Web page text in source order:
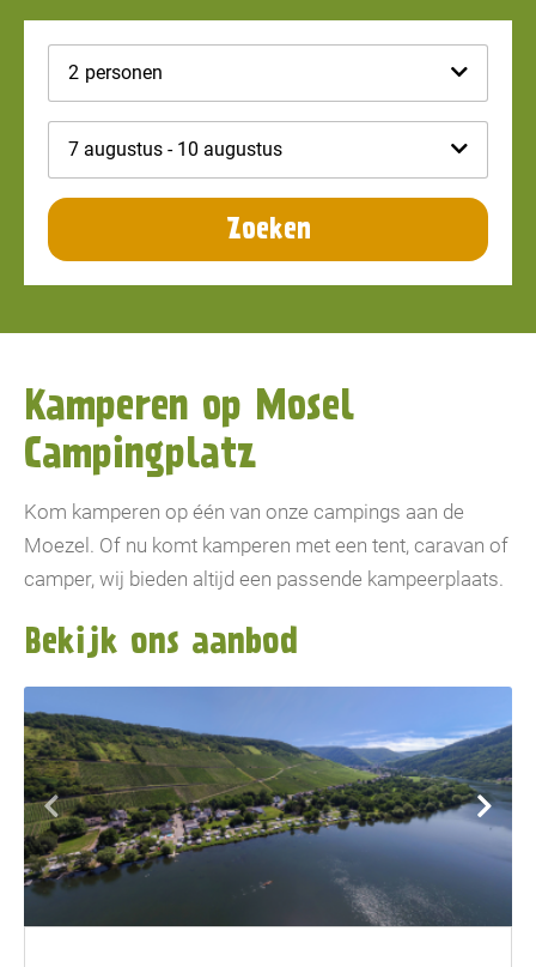
2 personen
7 augustus - 10 augustus
Zoeken
Kamperen op Mosel
Campingplatz
Kom kamperen op één van onze campings aan de
Moezel. Of nu komt kamperen met een tent, caravan of
camper, wij bieden altijd een passende kampeerplaats.
Bekijk ons aanbod